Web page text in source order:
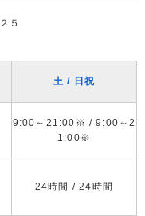
５
土 / 日祝
9:00～21:00※ / 9:00～2
1:00※
24時間 / 24時間